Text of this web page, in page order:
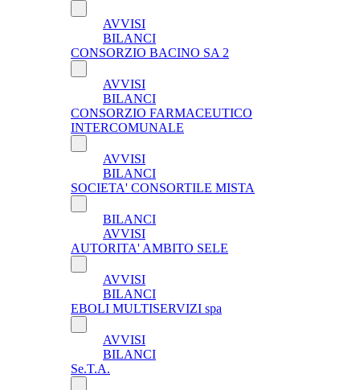
AVVISI
BILANCI
CONSORZIO BACINO SA 2
AVVISI
BILANCI
CONSORZIO FARMACEUTICO
INTERCOMUNALE
AVVISI
BILANCI
SOCIETA' CONSORTILE MISTA
BILANCI
AVVISI
AUTORITA' AMBITO SELE
AVVISI
BILANCI
EBOLI MULTISERVIZI spa
AVVISI
BILANCI
Se.T.A.